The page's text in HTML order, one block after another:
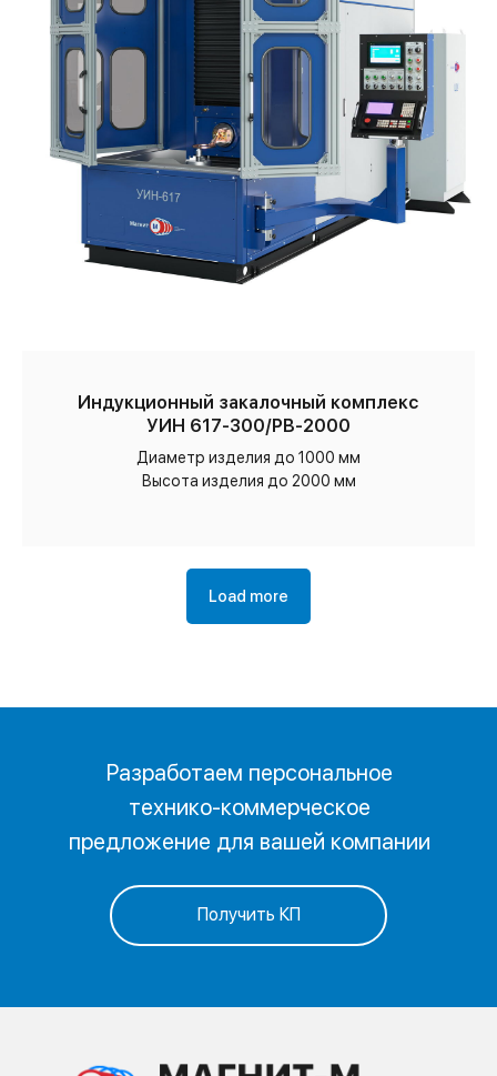
Индукционный закалочный комплекс
УИН 617-300/РВ-2000
Диаметр изделия до 1000 мм
Высота изделия до 2000 мм
Load more
Разработаем персональное
технико-коммерческое
предложение для вашей компании
Получить КП